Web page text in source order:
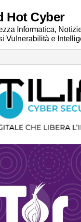
Hot Cyber
Informatica,
Vulnerabilità e